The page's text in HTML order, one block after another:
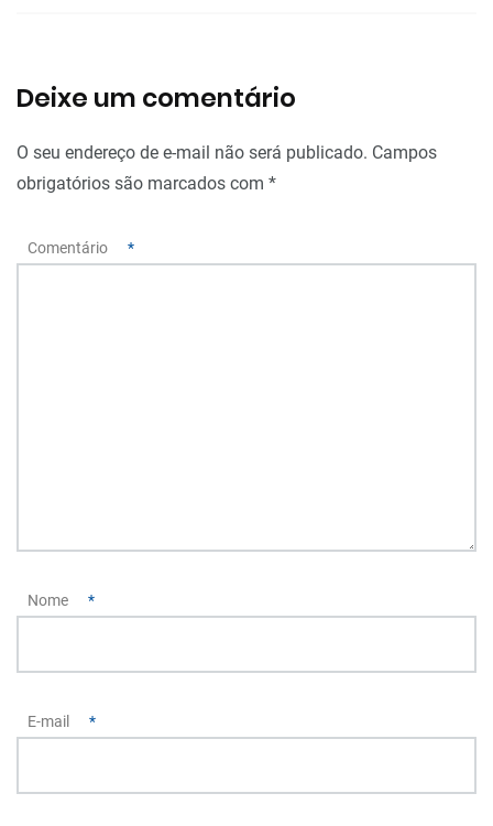
Deixe um comentário
O seu endereço de e-mail não será publicado. Campos
obrigatórios são marcados com *
Comentário *
Nome *
E-mail *